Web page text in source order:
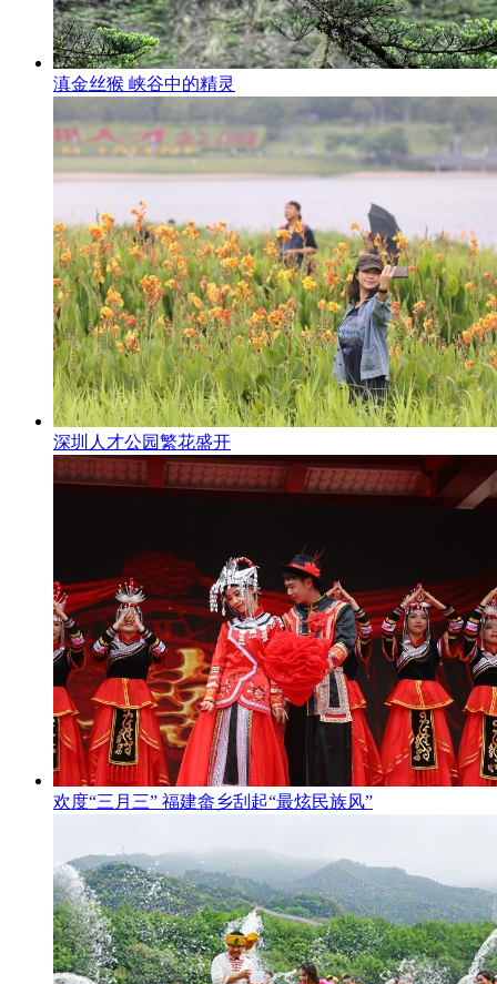
滇金丝猴 峡谷中的精灵
深圳人才公园繁花盛开
欢度“三月三” 福建畲乡刮起“最炫民族风”